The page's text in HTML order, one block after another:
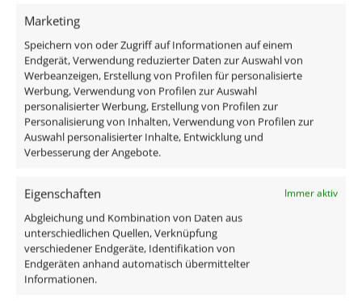
Marketing
Speichern von oder Zugriff auf Informationen auf einem
Endgerät, Verwendung reduzierter Daten zur Auswahl von
Werbeanzeigen, Erstellung von Profilen für personalisierte
Werbung, Verwendung von Profilen zur Auswahl
personalisierter Werbung, Erstellung von Profilen zur
Personalisierung von Inhalten, Verwendung von Profilen zur
Auswahl personalisierter Inhalte, Entwicklung und
Verbesserung der Angebote.
Eigenschaften Immer aktiv
Abgleichung und Kombination von Daten aus
unterschiedlichen Quellen, Verknüpfung
verschiedener Endgeräte, Identifikation von
Endgeräten anhand automatisch übermittelter
Informationen.
ideal zur allgemeinen Raumausleuchtung.
Du möchtest den schwenkbaren Ring der
Abdeckblende auch noch in einer anderen Farbe
haben?
Hier geht's zu unseren Innenringen
Lieferumfang:
Forma Tube Aufbaustrahler anthrazit matt
Forma Einbaurahmen/Blende
230V LED Modul 7W dimmbar